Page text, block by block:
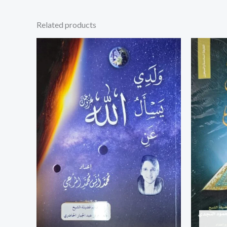
Related products